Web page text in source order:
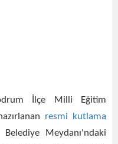
İlçe Milli Eğitim
resmi
kutlama
Meydanı'ndaki